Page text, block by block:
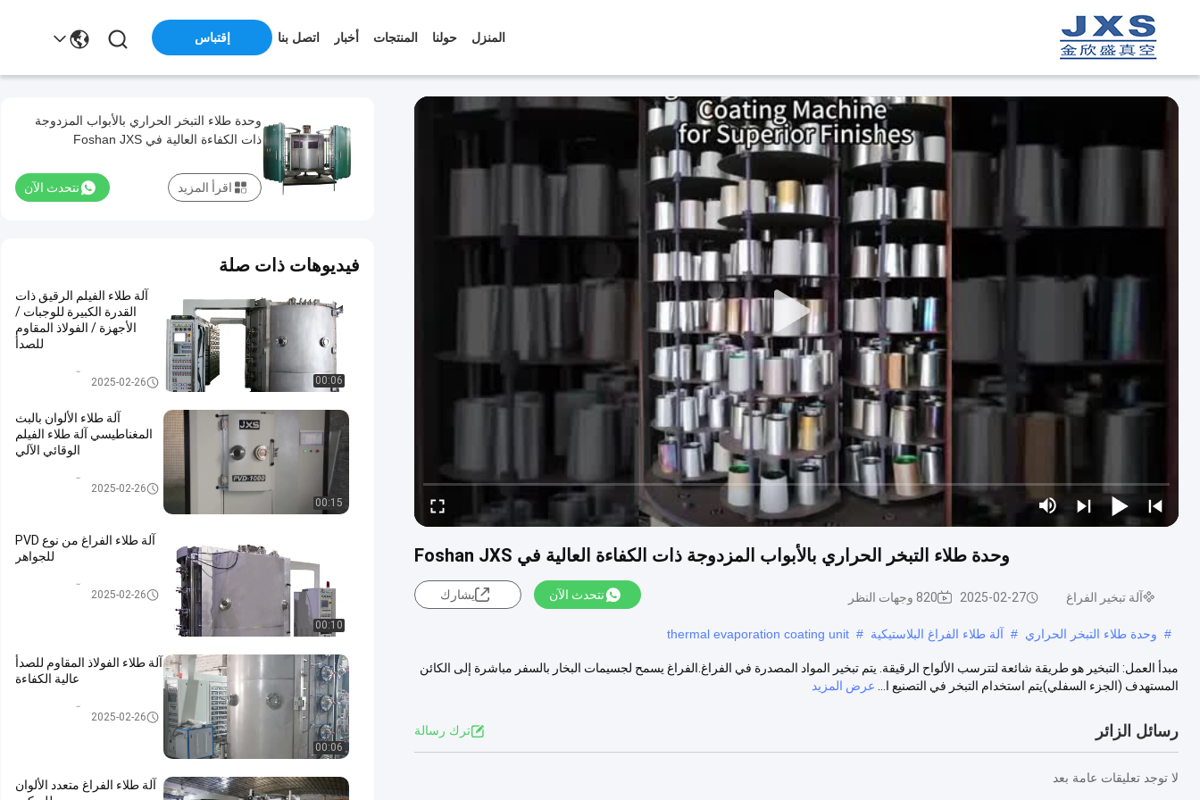
المنزل حولنا المنتجات أخبار اتصل بنا إقتباس
وحدة طلاء التبخر الحراري بالأبواب المزدوجة ذات الكفاءة العالية في Foshan JXS
آلة تبخير الفراغ 2025-02-27 820 وجهات النظر نتحدث الآن يشارك
# وحدة طلاء التبخر الحراري # آلة طلاء الفراغ البلاستيكية #
thermal evaporation coating unit
مبدأ العمل: التبخير هو طريقة شائعة لتترسب الألواح الرقيقة. يتم تبخير المواد المصدرة في الفراغ.الفراغ يسمح لجسيمات البخار بالسفر مباشرة إلى الكائن
المستهدف (الجزء السفلي)يتم استخدام التبخر في التصنيع ا...
عرض المزيد
رسائل الزائر ترك رسالة
لا توجد تعليقات عامة بعد
وحدة طلاء التبخر الحراري بالأبواب المزدوجة
ذات الكفاءة العالية في Foshan JXS
نتحدث الآن اقرأ المزيد
فيديوهات ذات صلة
00:06
آلة طلاء الفيلم الرقيق ذات
القدرة الكبيرة للوجبات /
الأجهزة / الفولاذ المقاوم
للصدأ
PVD آلة طلاء الفراغ
2025-02-26
00:15
آلة طلاء الألوان بالبث
المغناطيسي آلة طلاء الفيلم
الوقائي الآلي
PVD آلة طلاء الفراغ
2025-02-26
00:10
آلة طلاء الفراغ من نوع PVD
للجواهر
PVD آلة طلاء الفراغ
2025-02-26
00:06
آلة طلاء الفولاذ المقاوم للصدأ
عالية الكفاءة
PVD آلة طلاء الفراغ
2025-02-26
آلة طلاء الفراغ متعدد الألوان